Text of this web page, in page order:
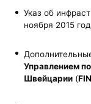
Указ об
ноября 2015
Управлением
Швейцарии(